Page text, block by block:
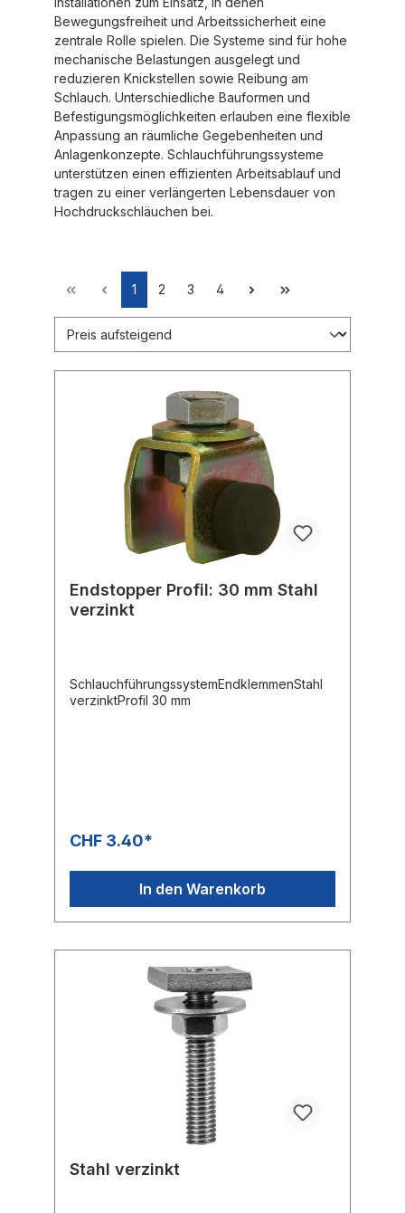
Bewegungsfreiheit und Arbeitssicherheit eine
zentrale Rolle spielen. Die Systeme sind für hohe
mechanische Belastungen ausgelegt und
reduzieren Knickstellen sowie Reibung am
Schlauch. Unterschiedliche Bauformen und
Befestigungsmöglichkeiten erlauben eine flexible
Anpassung an räumliche Gegebenheiten und
Anlagenkonzepte. Schlauchführungssysteme
unterstützen einen effizienten Arbeitsablauf und
tragen zu einer verlängerten Lebensdauer von
Hochdruckschläuchen bei.
1 2 3 4
Endstopper Profil: 30 mm Stahl
verzinkt
SchlauchführungssystemEndklemmenStahl
verzinktProfil 30 mm
CHF 3.40*
In den Warenkorb
Stahl verzinkt